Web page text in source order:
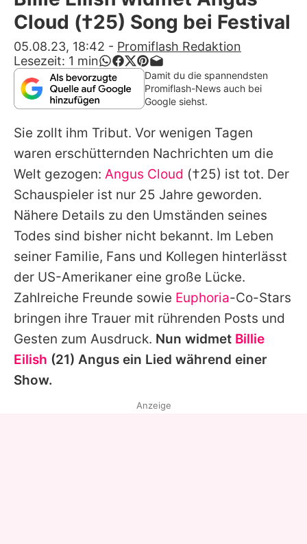
Alle Themen auf Promiflash
App runterladen
Team
Redaktionelle Richtlinien
Impressum
Datenschutzerklärung
Nutzungsbedingungen
Utiq verwalten
Cloud (†25) Song bei Festival
05.08.23, 18:42 - Promiflash Redaktion
Lesezeit: 1 min
Damit du die spannendsten
Promiflash-News auch bei
Google siehst.
Sie zollt ihm Tribut. Vor wenigen Tagen
waren erschütternden Nachrichten um die
Welt gezogen: Angus Cloud (†25) ist tot. Der
Schauspieler ist nur 25 Jahre geworden.
Nähere Details zu den Umständen seines
Todes sind bisher nicht bekannt. Im Leben
seiner Familie, Fans und Kollegen hinterlässt
der US-Amerikaner eine große Lücke.
Zahlreiche Freunde sowie Euphoria-Co-Stars
bringen ihre Trauer mit rührenden Posts und
Gesten zum Ausdruck. Nun widmet Billie
Eilish (21) Angus ein Lied während einer
Show.
Anzeige